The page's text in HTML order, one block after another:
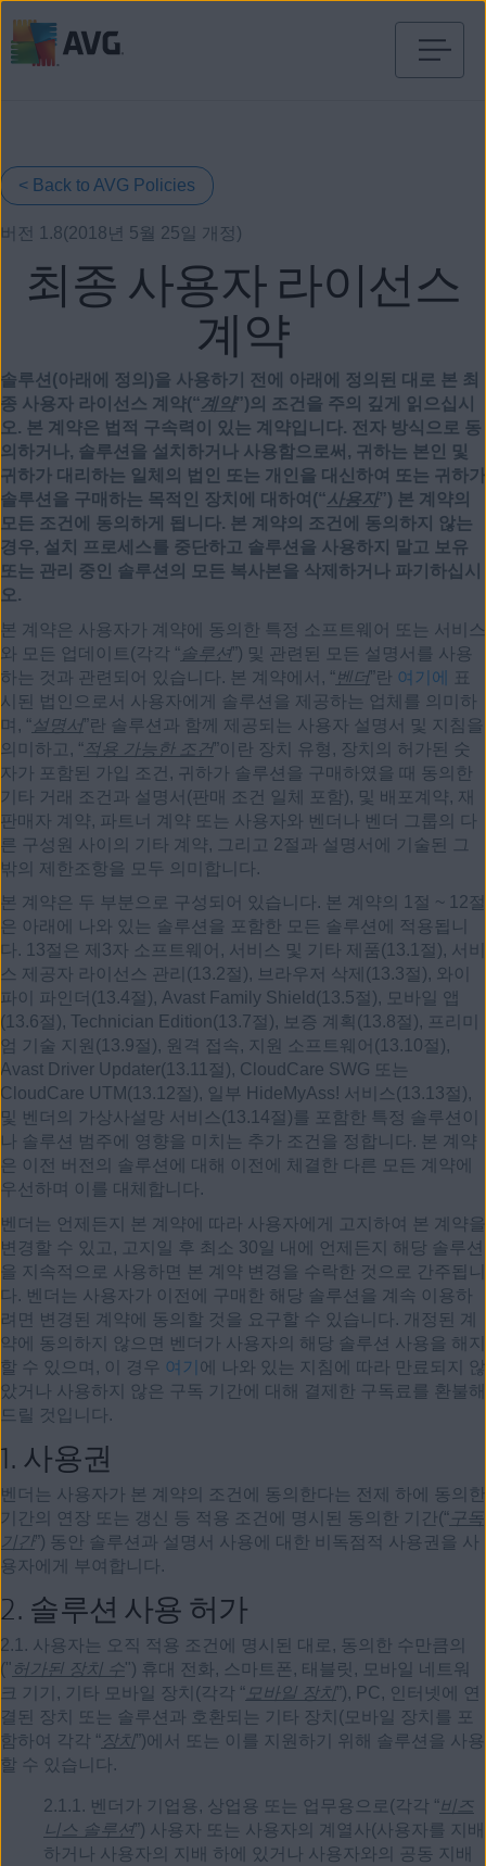
뛰
< Back to AVG Policies
버전 1.8(2018년 5월 25일 개정)
최종 사용자 라이선스
계약
솔루션(아래에 정의)을 사용하기 전에 아래에 정의된 대로 본 최
종 사용자 라이선스 계약(“계약”)의 조건을 주의 깊게 읽으십시
오. 본 계약은 법적 구속력이 있는 계약입니다. 전자 방식으로 동
의하거나, 솔루션을 설치하거나 사용함으로써, 귀하는 본인 및
귀하가 대리하는 일체의 법인 또는 개인을 대신하여 또는 귀하가
솔루션을 구매하는 목적인 장치에 대하여(“사용자”) 본 계약의
모든 조건에 동의하게 됩니다. 본 계약의 조건에 동의하지 않는
경우, 설치 프로세스를 중단하고 솔루션을 사용하지 말고 보유
또는 관리 중인 솔루션의 모든 복사본을 삭제하거나 파기하십시
오.
본 계약은 사용자가 계약에 동의한 특정 소프트웨어 또는 서비스
와 모든 업데이트(각각 “ 솔루션”) 및 관련된 모든 설명서를 사용
하는 것과 관련되어 있습니다. 본 계약에서, “ 벤더”란 여기에
표
시된 법인으로서 사용자에게 솔루션을 제공하는 업체를 의미하
며, “ 설명서”란 솔루션과 함께 제공되는 사용자 설명서 및 지침을
의미하고, “ 적용 가능한 조건”이란 장치 유형, 장치의 허가된 숫
자가 포함된 가입 조건, 귀하가 솔루션을 구매하였을 때 동의한
기타 거래 조건과 설명서(판매 조건 일체 포함), 및 배포계약, 재
판매자 계약, 파트너 계약 또는 사용자와 벤더나 벤더 그룹의 다
른 구성원 사이의 기타 계약, 그리고 2절과 설명서에 기술된 그
밖의 제한조항을 모두 의미합니다.
본 계약은 두 부분으로 구성되어 있습니다. 본 계약의 1절 ~ 12절
은 아래에 나와 있는 솔루션을 포함한 모든 솔루션에 적용됩니
다. 13절은 제3자 소프트웨어, 서비스 및 기타 제품(13.1절), 서비
스 제공자 라이선스 관리(13.2절), 브라우저 삭제(13.3절), 와이
파이 파인더(13.4절), Avast Family Shield(13.5절), 모바일 앱
(13.6절), Technician Edition(13.7절), 보증 계획(13.8절), 프리미
엄 기술 지원(13.9절), 원격 접속, 지원 소프트웨어(13.10절),
Avast Driver Updater(13.11절), CloudCare SWG 또는
CloudCare UTM(13.12절), 일부 HideMyAss! 서비스(13.13절),
및 벤더의 가상사설망 서비스(13.14절)를 포함한 특정 솔루션이
나 솔루션 범주에 영향을 미치는 추가 조건을 정합니다. 본 계약
은 이전 버전의 솔루션에 대해 이전에 체결한 다른 모든 계약에
우선하며 이를 대체합니다.
벤더는 언제든지 본 계약에 따라 사용자에게 고지하여 본 계약을
변경할 수 있고, 고지일 후 최소 30일 내에 언제든지 해당 솔루션
을 지속적으로 사용하면 본 계약 변경을 수락한 것으로 간주됩니
다. 벤더는 사용자가 이전에 구매한 해당 솔루션을 계속 이용하
려면 변경된 계약에 동의할 것을 요구할 수 있습니다. 개정된 계
약에 동의하지 않으면 벤더가 사용자의 해당 솔루션 사용을 해지
할 수 있으며, 이 경우 여기 에 나와 있는 지침에 따라 만료되지 않
았거나 사용하지 않은 구독 기간에 대해 결제한 구독료를 환불해
드릴 것입니다.
1. 사용권
벤더는 사용자가 본 계약의 조건에 동의한다는 전제 하에 동의한
기간의 연장 또는 갱신 등 적용 조건에 명시된 동의한 기간(“ 구독
기간”) 동안 솔루션과 설명서 사용에 대한 비독점적 사용권을 사
용자에게 부여합니다.
2. 솔루션 사용 허가
2.1. 사용자는 오직 적용 조건에 명시된 대로, 동의한 수만큼의
(" 허가된 장치 수") 휴대 전화, 스마트폰, 태블릿, 모바일 네트워
크 기기, 기타 모바일 장치(각각 “ 모바일 장치”), PC, 인터넷에 연
결된 장치 또는 솔루션과 호환되는 기타 장치(모바일 장치를 포
함하여 각각 “ 장치”)에서 또는 이를 지원하기 위해 솔루션을 사용
할 수 있습니다.
2.1.1. 벤더가 기업용, 상업용 또는 업무용으로(각각 “비즈
니스 솔루션”) 사용자 또는 사용자의 계열사(사용자를 지배
하거나 사용자의 지배 하에 있거나 사용자와의 공동 지배